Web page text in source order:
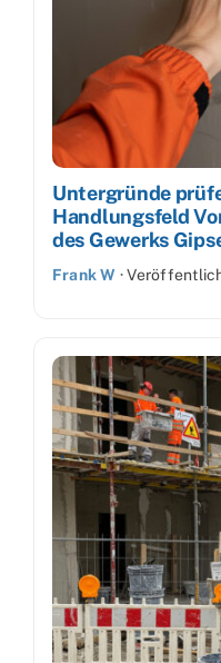
Untergründe
Handlungsfeld
des Gewerks
Frank W ·